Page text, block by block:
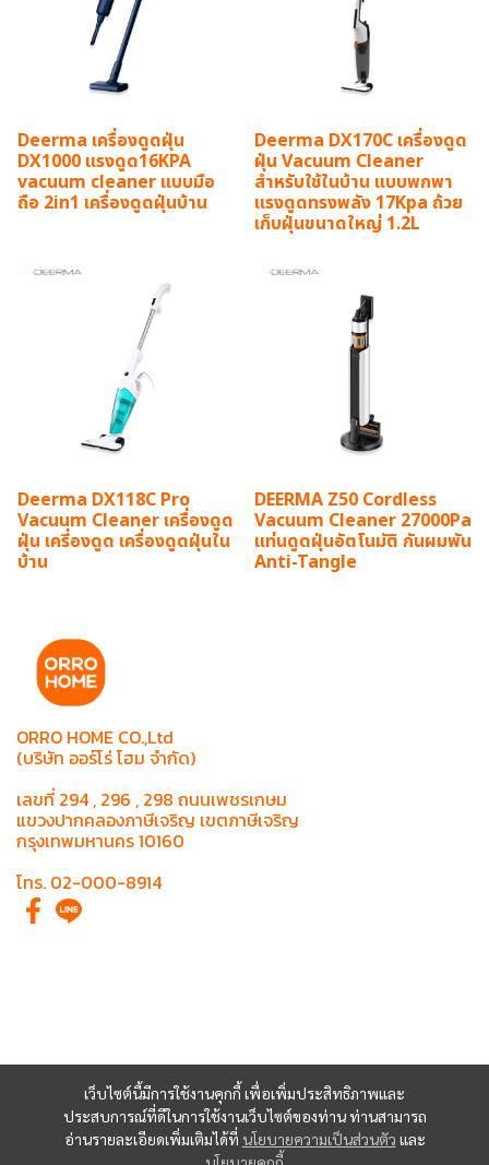
Deerma เครื่องดูดฝุ่น
DX1000 แรงดูด16KPA
vacuum cleaner แบบมือ
ถือ 2in1 เครื่องดูดฝุ่นบ้าน
Deerma DX170C เครื่องดูด
ฝุ่น Vacuum Cleaner
สำหรับใช้ในบ้าน แบบพกพา
แรงดูดทรงพลัง 17Kpa ถ้วย
เก็บฝุ่นขนาดใหญ่ 1.2L
Deerma DX118C Pro
Vacuum Cleaner เครื่องดูด
ฝุ่น เครี่องดูด เครื่องดูดฝุ่นใน
บ้าน
DEERMA Z50 Cordless
Vacuum Cleaner 27000Pa
แท่นดูดฝุ่นอัตโนมัติ กันผมพัน
Anti-Tangle
เว็บไซต์นี้มีการใช้งานคุกกี้ เพื่อเพิ่มประสิทธิภาพและ
ประสบการณ์ที่ดีในการใช้งานเว็บไซต์ของท่าน ท่านสามารถ
อ่านรายละเอียดเพิ่มเติมได้ที่ นโยบายความเป็นส่วนตัว และ
ORRO HOME CO.,Ltd
(บริษัท ออร์โร่ โฮม จำกัด)
เลขที่ 294 , 296 , 298 ถนนเพชรเกษม
แขวงปากคลองภาษีเจริญ เขตภาษีเจริญ
กรุงเทพมหานคร 10160
โทร. 02-000-8914